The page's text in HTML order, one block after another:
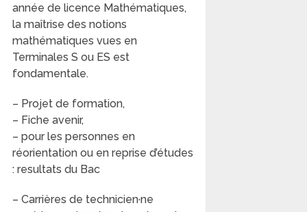
année de licence Mathématiques,
la maîtrise des notions
mathématiques vues en
Terminales S ou ES est
fondamentale.
– Projet de formation,
– Fiche avenir,
– pour les personnes en
réorientation ou en reprise d’études
: resultats du Bac
– Carrières de technicien·ne